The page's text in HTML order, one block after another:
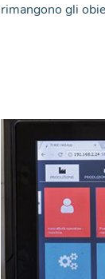
rimangono gli